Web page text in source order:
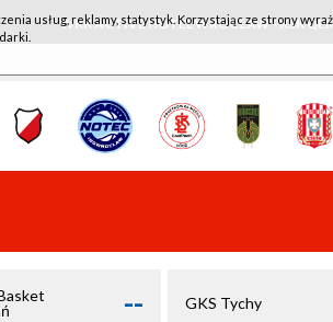
WKK ACTIVE HOTEL WROCŁAW - KSK
-- GKS Tychy
usług, reklamy, statystyk. Korzystając ze strony